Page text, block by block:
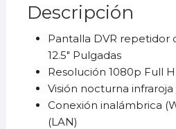
Descripción
Pantalla DVR repetidor
12.5″ Pulgadas
Resolución 1080p Full
Visión nocturna
Conexión inalámbrica
(LAN)